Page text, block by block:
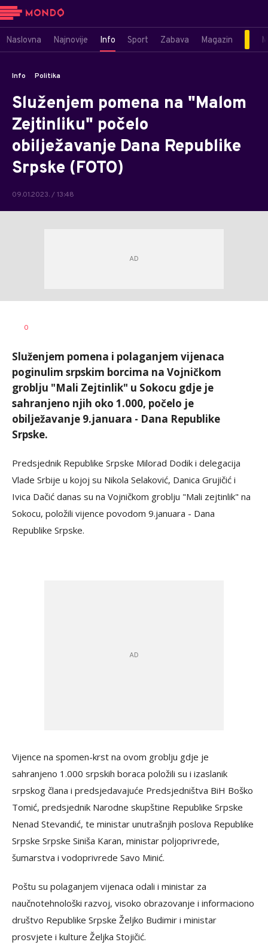
Naslovna Najnovije Info Sport Zabava Magazin
Info Politika
Služenjem pomena na "Malom
Zejtinliku" počelo
obilježavanje Dana Republike
Srpske (FOTO)
09.01.2023. / 13:48
AUTOR
0
Služenjem pomena i polaganjem vijenaca
poginulim srpskim borcima na Vojničkom
groblju "Mali Zejtinlik" u Sokocu gdje je
sahranjeno njih oko 1.000, počelo je
obilježavanje 9.januara - Dana Republike
Srpske.
Predsjednik Republike Srpske Milorad Dodik i delegacija
Vlade Srbije u kojoj su Nikola Selaković, Danica Grujičić i
Ivica Dačić danas su na Vojničkom groblju "Mali zejtinlik" na
Sokocu, položili vijence povodom 9.januara - Dana
Republike Srpske.
Vijence na spomen-krst na ovom groblju gdje je
sahranjeno 1.000 srpskih boraca položili su i izaslanik
srpskog člana i predsjedavajuće Predsjedništva BiH Boško
Tomić, predsjednik Narodne skupštine Republike Srpske
Nenad Stevandić, te ministar unutrašnjih poslova Republike
Srpske Srpske Siniša Karan, ministar poljoprivrede,
šumarstva i vodoprivrede Savo Minić.
Poštu su polaganjem vijenaca odali i ministar za
naučnotehnološki razvoj, visoko obrazovanje i informaciono
društvo Republike Srpske Željko Budimir i ministar
prosvjete i kulture Željka Stojičić.